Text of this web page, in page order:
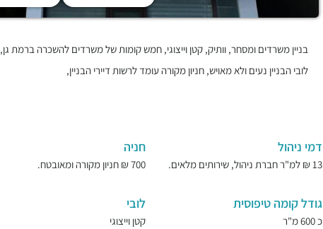
בניין משרדים ומסחר, וותיק, קטן וייצוגי, חמש קומות של משרדים להשכרה ברמת
לובי הבניין נעים ולא מאויש, חניון מקורה עומד לרשות דיירי הבניין,
דמי ניהול
13 ₪ למ"ר חברת ניהול, שירותים מלאים.
חניה
700 ₪ חניון מקורה ומאובטח.
גודל קומה טיפוסית
כ 600 מ"ר
לובי
קטן וייצוגי